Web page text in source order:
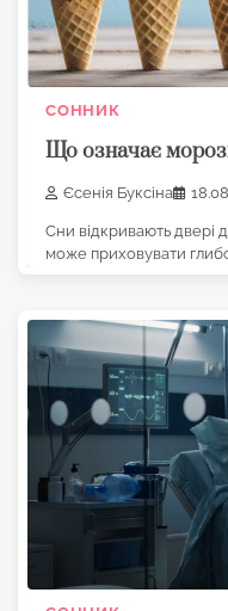
СОННИК
Що означає
Єсенія Буксіна
Сни відкривають двері
може приховувати